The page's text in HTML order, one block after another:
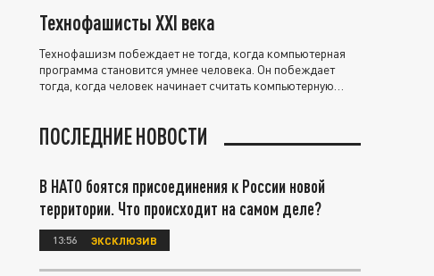
Технофашисты XXI века
Технофашизм побеждает не тогда, когда компьютерная
программа становится умнее человека. Он побеждает
тогда, когда человек начинает считать компьютерную
ПОСЛЕДНИЕ НОВОСТИ
В НАТО боятся присоединения к России новой
территории. Что происходит на самом деле?
13:56 ЭКСКЛЮЗИВ